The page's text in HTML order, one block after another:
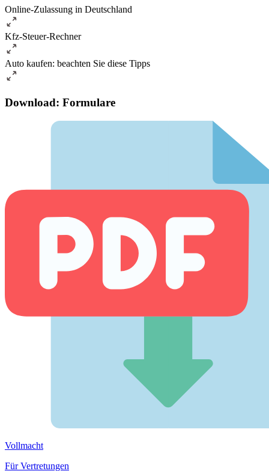
Online-Zulassung in Deutschland
Kfz-Steuer-Rechner
Auto kaufen: beachten Sie diese Tipps
Download: Formulare
Vollmacht
Für Vertretungen